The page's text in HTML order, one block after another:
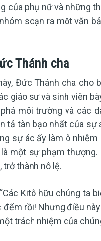
của phụ nữ và những
soạn ra một văn
Thánh cha
Đức Thánh cha cho
giáo sư và sinh viên
môi trường và các
tả tàn bạo nhất của
sự ác ấy làm ô
một sự phạm
trở thành nô lệ.
Kitô hữu chúng ta
rồi! Nhưng điều
trách nhiệm của